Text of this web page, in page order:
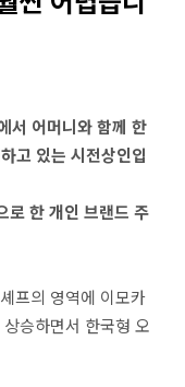
서 어머니와 함께 한
고 있는 시전상인입
로 한 개인 브랜드 주
프의 영역에 이모카
승하면서 한국형 오